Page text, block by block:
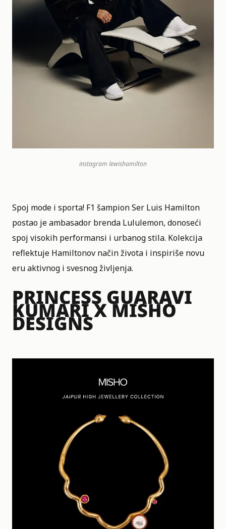
instagram lewishamilton
Spoj mode i sporta! F1 šampion Ser Luis Hamilton
postao je ambasador brenda Lululemon, donoseći
spoj visokih performansi i urbanog stila. Kolekcija
reflektuje Hamiltonov način života i inspiriše novu
eru aktivnog i svesnog življenja.
PRINCESS GUARAVI
KUMARI X MISHO
DESIGNS